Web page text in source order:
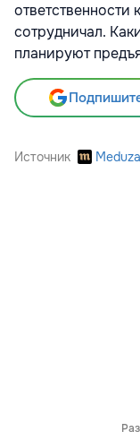
ответственности
сотрудничал.
планируют
Источник Meduza